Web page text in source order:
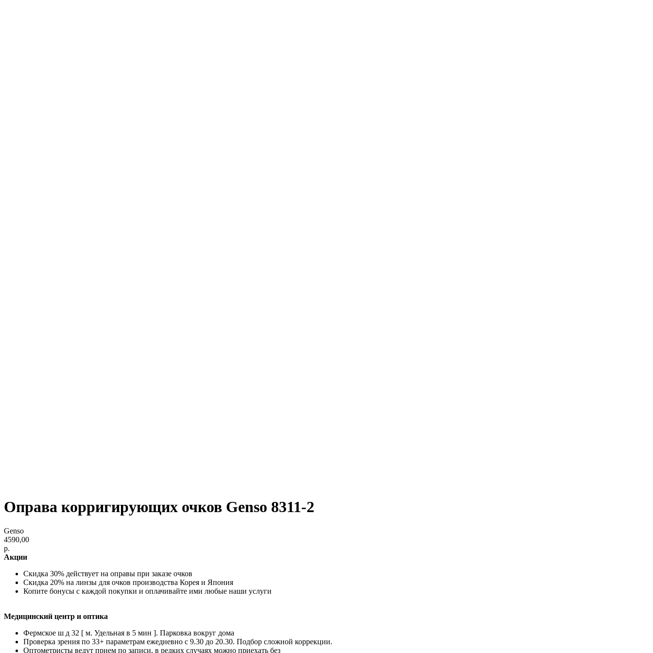
Оправа корригирующих очков Genso 8311-2
Genso
4590,00
р.
Акции
Скидка 30% действует на оправы при заказе очков
Скидка 20% на линзы для очков производства Корея и Япония
Копите бонусы с каждой покупки и оплачивайте ими любые наши услуги
Медицинский центр и оптика
Фермское ш д 32 [ м. Удельная в 5 мин ]. Парковка вокруг дома
Проверка зрения по 33+ параметрам ежедневно с 9.30 до 20.30. Подбор сложной коррекции.
Оптометристы ведут прием по записи, в редких случаях можно приехать без